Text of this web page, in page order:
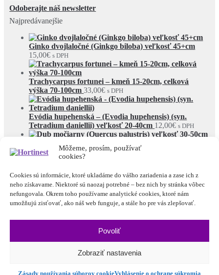
Môžeme, prosím, používať
cookies?
Cookies sú informácie, ktoré ukladáme do vášho zariadenia a zase ich z
neho získavame. Niektoré sú naozaj potrebné – bez nich by stránka vôbec
nefungovala. Okrem toho používame analytické cookies, ktoré nám
umožňujú zisťovať, ako náš web funguje, a stále ho pre vás zlepšovať.
Povoliť
Zobraziť nastavenia
Zásady používania súborov cookieVyhlásenie o ochrane súkromia
Odoberajte náš newsletter
Najpredávanejšie
Ginko dvojlaločné (Ginkgo biloba) veľkosť 45+cm
15,00€ s DPH
Trachycarpus fortunei – kmeň 15-20cm, celková
výška 70-100cm 33,00€ s DPH
Evódia hupehenská – (Evodia hupehensis) (syn.
Tetradium daniellii) veľkosť 20-40cm 12,00€ s DPH
12,00€ s DPH
Rešpektujeme vaše súkromieBuilt with WooCommerce.
Môj účet
Hľadať
Slovenčina